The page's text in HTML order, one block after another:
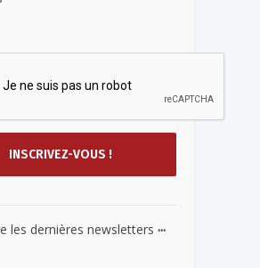
les dernières newsletters ...